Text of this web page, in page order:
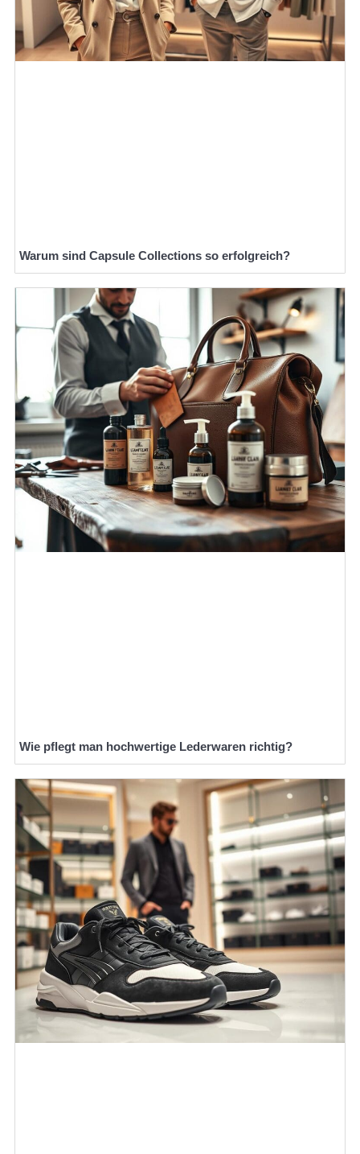
Warum sind Capsule Collections so erfolgreich?
Wie pflegt man hochwertige Lederwaren richtig?